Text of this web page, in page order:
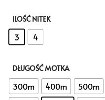
ILOŚĆ NITEK
3 4
DŁUGOŚĆ MOTKA
300m 400m 500m